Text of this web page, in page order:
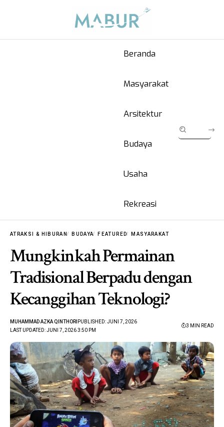
Beranda
Masyarakat
Arsitektur
Budaya
Usaha
Rekreasi
ATRAKSI & HIBURAN BUDAYA FEATURED MASYARAKAT
Mungkinkah Permainan
Tradisional Berpadu dengan
Kecanggihan Teknologi?
LAST UPDATED: JUNI 7, 2026 3:50 PM
MUHAMMAD AZKA QINTHORI PUBLISHED: JUNI 7, 2026
3 MIN READ